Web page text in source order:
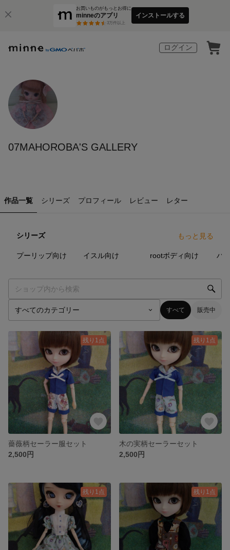
お買いものがもっとお得に
minneのアプリ
3万件以上
インストールする
ログイン
07MAHOROBA'S GALLERY
作品一覧 シリーズ プロフィール レビュー レター
シリーズ もっと見る
プーリップ向け イスル向け rootボディ向け
すべて 販売中
残り1点
薔薇柄セーラー服セット
2,500円
残り1点
木の実柄セーラーセット
2,500円
残り1点 残り1点